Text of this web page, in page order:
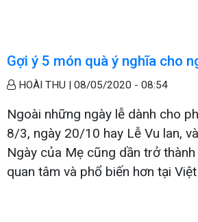
Gợi ý 5 món quà ý nghĩa cho
HOÀI THU | 08/05/2020 - 08:54
Ngoài những ngày lễ dành cho
8/3, ngày 20/10 hay Lễ Vu lan,
Ngày của Mẹ cũng dần trở
quan tâm và phổ biến hơn tại